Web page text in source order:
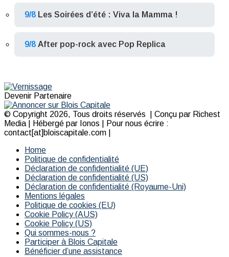
9/8 Les Soirées d’été : Viva la Mamma !
9/8 After pop-rock avec Pop Replica
Devenir Partenaire
© Copyright 2026, Tous droits réservés | Conçu par Richest
Media | Hébergé par Ionos | Pour nous écrire :
contact[at]bloiscapitale.com |
Home
Politique de confidentialité
Déclaration de confidentialité (UE)
Déclaration de confidentialité (US)
Déclaration de confidentialité (Royaume-Uni)
Mentions légales
Politique de cookies (EU)
Cookie Policy (AUS)
Cookie Policy (US)
Qui sommes-nous ?
Participer à Blois Capitale
Bénéficier d’une assistance